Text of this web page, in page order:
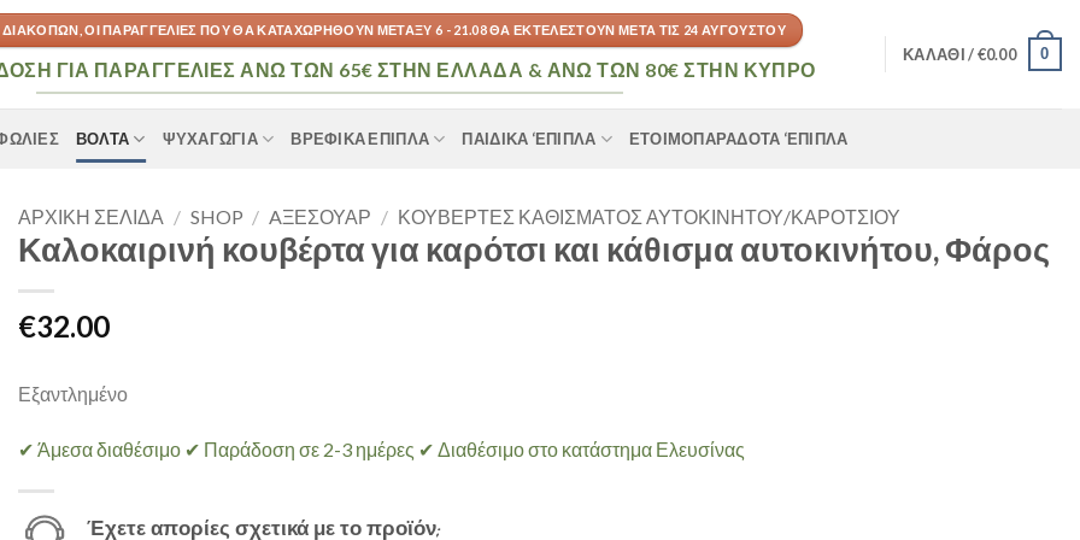
ΟΙ ΠΑΡΑΓΓΕΛΊΕΣ ΠΟΥ ΘΑ ΚΑΤΑΧΩΡΗΘΟΎΝ ΜΕΤΑΞΎ 6 - 21.08 ΘΑ ΕΚΤΕΛΕΣΤΟΎΝ ΜΕΤΆ ΤΙΣ 24 ΑΥΓΟΎΣΤΟΥ
ΓΙΑ ΠΑΡΑΓΓΕΛΊΕΣ ΆΝΩ ΤΩΝ 65€ ΣΤΗΝ ΕΛΛΆΔΑ & ΆΝΩ ΤΩΝ 80€ ΣΤΗΝ ΚΎΠΡΟ
ΚΑΛΆΘΙ /€0.00 0
ΒΌΛΤΑ ΨΥΧΑΓΩΓΊΑ ΒΡΕΦΙΚΆ ΈΠΙΠΛΑ ΠΑΙΔΙΚΆ ‘ΕΠΙΠΛΑ ΕΤΟΙΜΟΠΑΡΆΔΟΤΑ ‘ΕΠΙΠΛΑ
ΑΡΧΙΚΉ ΣΕΛΊΔΑ / SHOP / AΞΕΣΟΥΆΡ / ΚΟΥΒΈΡΤΕΣ ΚΑΘΊΣΜΑΤΟΣ ΑΥΤΟΚΙΝΉΤΟΥ/ΚΑΡΟΤΣΙΟΎ
Καλοκαιρινή κουβέρτα για καρότσι και κάθισμα αυτοκινήτου, Φάρος
€32.00
Εξαντλημένο
✔ Άμεσα διαθέσιμο ✔ Παράδοση σε 2-3 ημέρες ✔ Διαθέσιμο στο κατάστημα Ελευσίνας
Έχετε απορίες σχετικά με το προϊόν;